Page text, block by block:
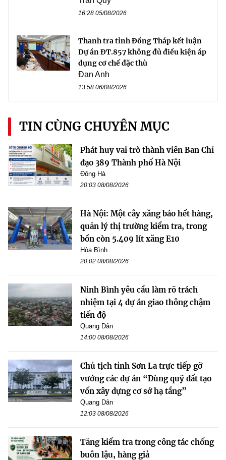
16:28 05/08/2026
Thanh tra tỉnh Đồng Tháp kết luận
Dự án ĐT.857 không đủ điều kiện áp
dụng cơ chế đặc thù
Đan Anh
13:58 06/08/2026
TIN CÙNG CHUYÊN MỤC
Phát huy vai trò thành viên Ban Chỉ
đạo 389 Thành phố Hà Nội
Đông Hà
20:03 08/08/2026
Hà Nội: Một cây xăng báo hết hàng,
quản lý thị trường kiểm tra, trong
bồn còn 5.409 lít xăng E10
Hòa Bình
20:02 08/08/2026
Ninh Bình yêu cầu làm rõ trách
nhiệm tại 4 dự án giao thông chậm
tiến độ
Quang Dân
14:00 08/08/2026
Chủ tịch tỉnh Sơn La trực tiếp gỡ
vướng các dự án “Dùng quỹ đất tạo
vốn xây dựng cơ sở hạ tầng”
Quang Dân
12:03 08/08/2026
Tăng kiểm tra trong công tác chống
buôn lậu, hàng giả